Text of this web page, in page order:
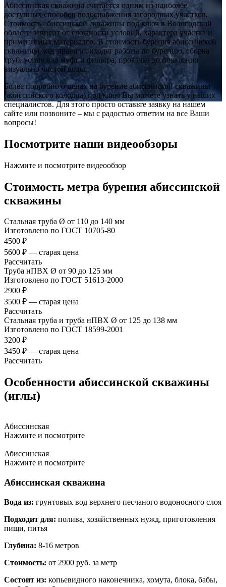
Абиссинская скважина считается одним из наиболее
доступных способов водоснабжения загородных участков.
Стоимость абиссинской скважины под ключ в Вологодской
области зависит от сложности условий, характера участка и
применяемых материалов. В стоимость бурения абиссинской
скважины, как правило, входят работы по бурению, сборка
труб, установка муфт и фильтра, прокачка до появления
визуально чистой воды.
Более подробно о ценах на бурение абиссинской скважины
(абиссинского колодца) под ключ Вы можете узнать у наших
специалистов. Для этого просто оставьте заявку на нашем
сайте или позвоните – мы с радостью ответим на все Ваши
вопросы!
Посмотрите наши видеообзоры
Нажмите и посмотрите видеообзор
Стоимость метра бурения абиссинской
скважины
Стальная труба Ø от 110 до 140 мм
Изготовлено по ГОСТ 10705-80
4500 ₽
5600 ₽ — старая цена
Рассчитать
Труба нПВХ Ø от 90 до 125 мм
Изготовлено по ГОСТ 51613-2000
2900 ₽
3500 ₽ — старая цена
Рассчитать
Стальная труба и труба нПВХ Ø от 125 до 138 мм
Изготовлено по ГОСТ 18599-2001
3200 ₽
3450 ₽ — старая цена
Рассчитать
Особенности абиссинской скважины
(иглы)
Абиссинская
Нажмите и посмотрите
Абиссинская
Нажмите и посмотрите
Абиссинская скважина
Вода из: грунтовых вод верхнего песчаного водоносного слоя
Подходит для: полива, хозяйственных нужд, приготовления
пищи, питья
Глубина: 8-16 метров
Стоимость: от 2900 руб. за метр
Состоит из: копьевидного наконечника, хомута, блока, бабы,